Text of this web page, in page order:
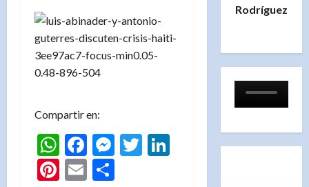
Compartir en:
WhatsApp
Facebook
Messenger
TwitterLinkedIn
Pinterest
Email
Rodríguez